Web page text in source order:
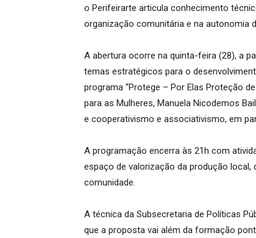
o Perifeirarte articula conhecimento
organização comunitária e na autonomia
A abertura ocorre na quinta-feira (28), a
temas estratégicos para o
programa “Protege – Por Elas Proteção
para as Mulheres, Manuela Nicodemos
e cooperativismo e associativismo, em
A programação encerra às 21h com
espaço de valorização da produção
comunidade.
A técnica da Subsecretaria de Políticas
que a proposta vai além da formação